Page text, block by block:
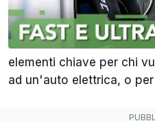
E' vero, ne abbiamo
puntata della InsideEVs
evidente come il fattore
elementi chiave per chi
ad un'auto elettrica, o